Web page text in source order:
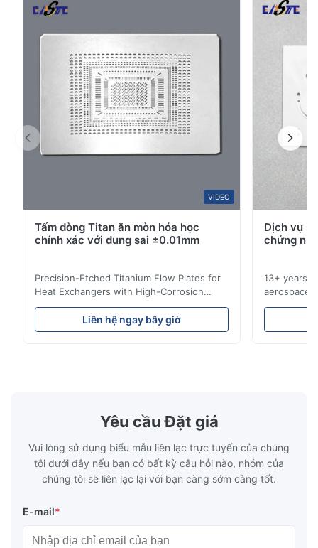
gỉ, đồng, niken, titan, hợp kim kovar, và nhi...
33%
Mar 10.2026
This product is really precise.
Dec 10.2025
Pretty good.
A*d
Nov 27.2025
VIDEO
Tấm dòng Titan ăn mòn hóa học
chính xác với dung sai ±0.01mm
Precision-Etched Titanium Flow Plates for
Heat Exchangers with High-Corrosion
Resistance Flow Plate Overview Xinhaisen
Technology specializes in manufacturing
high-precision chemically etched flow
distribution in production processes. Flow
Plate Features Complex, Burr
Liên hệ ngay bây giờ
Dịch vụ
chứng
13+ years
aerospace,
instant
Yêu cầu Đặt giá
Vui lòng sử dụng biểu mẫu liên lạc trực tuyến của chúng
tôi dưới đây nếu bạn có bất kỳ câu hỏi nào, nhóm của
chúng tôi sẽ liên lạc lại với bạn càng sớm càng tốt.
E-mail*